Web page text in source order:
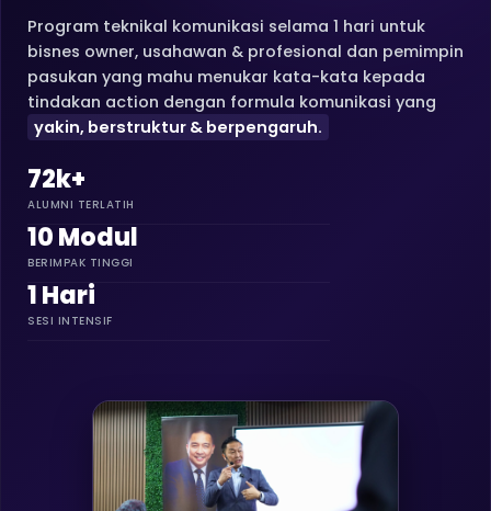
Program teknikal komunikasi selama 1 hari untuk
bisnes owner, usahawan & profesional dan pemimpin
pasukan yang mahu menukar kata-kata kepada
tindakan action dengan formula komunikasi yang
yakin, berstruktur & berpengaruh.
72k+
ALUMNI TERLATIH
10 Modul
BERIMPAK TINGGI
1 Hari
SESI INTENSIF